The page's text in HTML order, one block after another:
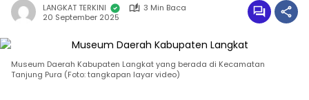
LANGKAT TERKINI
3 Min Baca
20 September 2025
Museum Daerah Kabupaten Langkat yang berada di Kecamatan
Tanjung Pura (Foto: tangkapan layar video)